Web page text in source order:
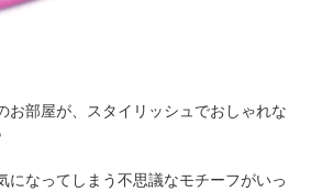
お部屋が、スタイリッシュでおしゃれな
になってしまう不思議なモチーフがいっ